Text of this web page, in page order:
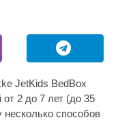
JetKids BedBox
от 2 до 7 лет (до 35
несколько способов